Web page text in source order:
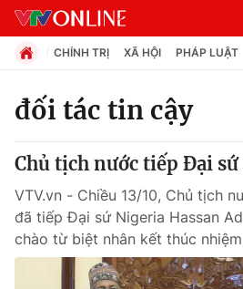
Chuyên mục
Xã hội
CHÍNH TRỊ XÃ HỘI PHÁP LUẬT
đối tác tin cậy
Chủ tịch nước tiếp Đại
VTV.vn - Chiều 13/10, Chủ tịch
đã tiếp Đại sứ Nigeria Hassan
chào từ biệt nhân kết thúc